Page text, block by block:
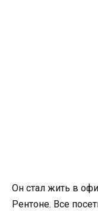
Он стал жить в
Рентоне. Все